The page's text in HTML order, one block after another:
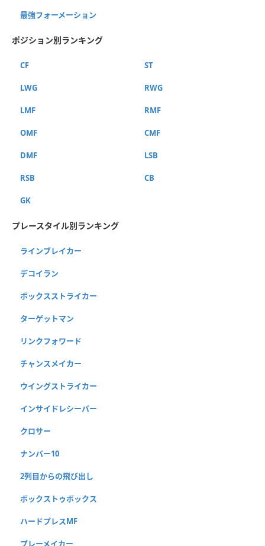
最強フォーメーション
ポジション別ランキング
CF ST
LWG RWG
LMF RMF
OMF CMF
DMF LSB
RSB CB
GK
プレースタイル別ランキング
ラインブレイカー
デコイラン
ボックスストライカー
ターゲットマン
リンクフォワード
チャンスメイカー
ウイングストライカー
インサイドレシーバー
クロサー
ナンバー10
2列目からの飛び出し
ボックストゥボックス
ハードプレスMF
プレーメイカー